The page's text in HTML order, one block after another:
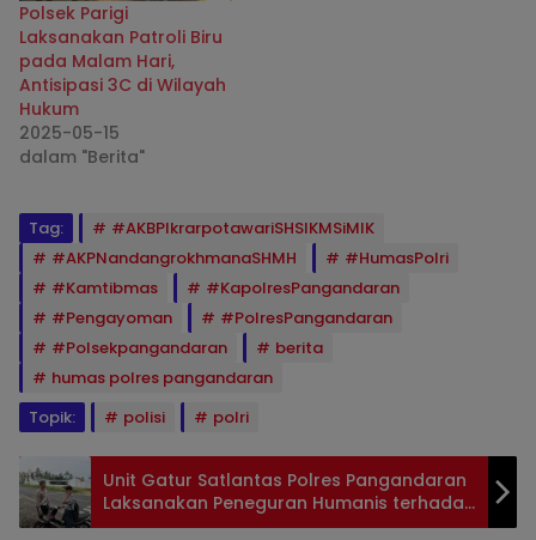
Polsek Parigi
Laksanakan Patroli Biru
pada Malam Hari,
Antisipasi 3C di Wilayah
Hukum
2025-05-15
dalam "Berita"
Tag:
#AKBPIkrarpotawariSHSIKMSiMIK
#AKPNandangrokhmanaSHMH
#HumasPolri
#Kamtibmas
#KapolresPangandaran
#Pengayoman
#PolresPangandaran
#Polsekpangandaran
berita
humas polres pangandaran
Topik:
polisi polri
Unit Gatur Satlantas Polres Pangandaran
Laksanakan Peneguran Humanis terhadap
Pelanggar R2